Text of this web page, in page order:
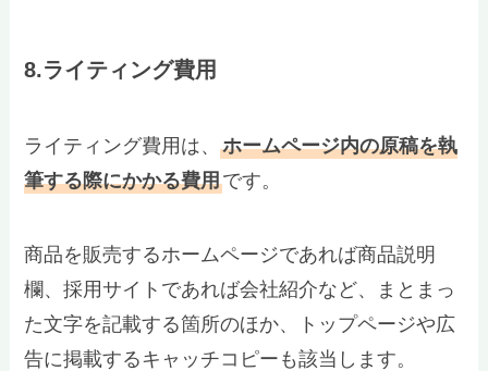
8.ライティング費用
ライティング費用は、ホームページ内の原稿を執
筆する際にかかる費用です。
商品を販売するホームページであれば商品説明
欄、採用サイトであれば会社紹介など、まとまっ
た文字を記載する箇所のほか、トップページや広
告に掲載するキャッチコピーも該当します。